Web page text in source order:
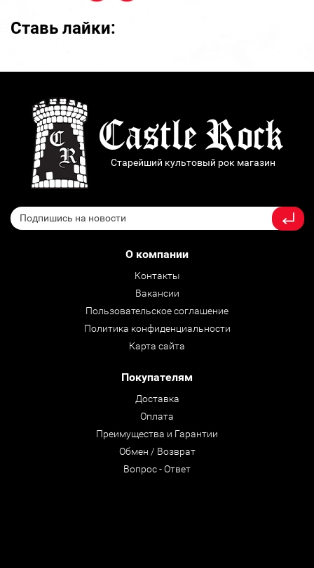
Ставь лайки:
Старейший культовый рок магазин
О компании
Контакты
Вакансии
Пользовательское соглашение
Политика конфиденциальности
Карта сайта
Покупателям
Доставка
Оплата
Преимущества и Гарантии
Обмен / Возврат
Вопрос - Ответ